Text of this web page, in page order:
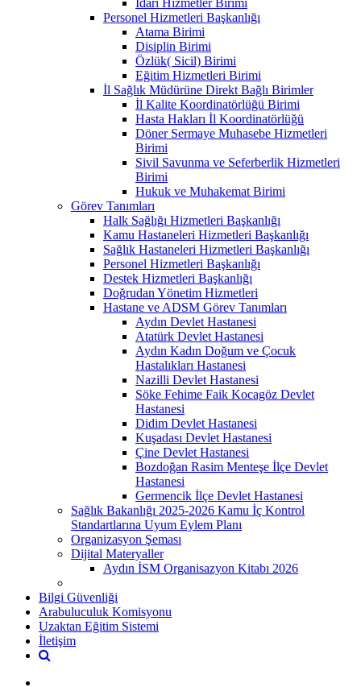
Personel Hizmetleri Başkanlığı
Atama Birimi
Disiplin Birimi
Özlük( Sicil) Birimi
Eğitim Hizmetleri Birimi
İl Sağlık Müdürüne Direkt Bağlı Birimler
İl Kalite Koordinatörlüğü Birimi
Hasta Hakları İl Koordinatörlüğü
Döner Sermaye Muhasebe Hizmetleri
Birimi
Sivil Savunma ve Seferberlik Hizmetleri
Birimi
Hukuk ve Muhakemat Birimi
Görev Tanımları
Halk Sağlığı Hizmetleri Başkanlığı
Kamu Hastaneleri Hizmetleri Başkanlığı
Sağlık Hastaneleri Hizmetleri Başkanlığı
Personel Hizmetleri Başkanlığı
Destek Hizmetleri Başkanlığı
Doğrudan Yönetim Hizmetleri
Hastane ve ADSM Görev Tanımları
Aydın Devlet Hastanesi
Atatürk Devlet Hastanesi
Aydın Kadın Doğum ve Çocuk
Hastalıkları Hastanesi
Nazilli Devlet Hastanesi
Söke Fehime Faik Kocagöz Devlet
Hastanesi
Didim Devlet Hastanesi
Kuşadası Devlet Hastanesi
Çine Devlet Hastanesi
Bozdoğan Rasim Menteşe İlçe Devlet
Hastanesi
Germencik İlçe Devlet Hastanesi
Sağlık Bakanlığı 2025-2026 Kamu İç Kontrol
Standartlarına Uyum Eylem Planı
Organizasyon Şeması
Dijital Materyaller
Aydın İSM Organisazyon Kitabı 2026
Bilgi Güvenliği
Arabuluculuk Komisyonu
Uzaktan Eğitim Sistemi
İletişim